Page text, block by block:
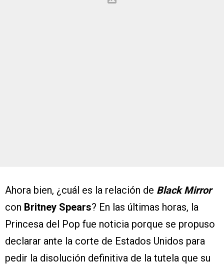
Ahora bien, ¿cuál es la relación de Black Mirror
con Britney Spears? En las últimas horas, la
Princesa del Pop fue noticia porque se propuso
declarar ante la corte de Estados Unidos para
pedir la disolución definitiva de la tutela que su